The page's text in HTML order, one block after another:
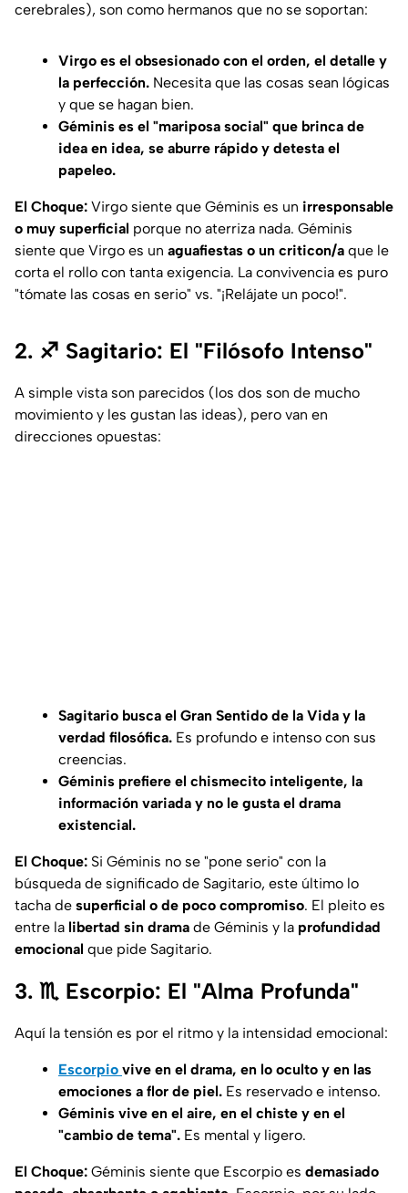
cerebrales), son como hermanos que no se soportan:
Virgo es el obsesionado con el orden, el detalle y
la perfección. Necesita que las cosas sean lógicas
y que se hagan bien.
Géminis es el "mariposa social" que brinca de
idea en idea, se aburre rápido y detesta el
papeleo.
El Choque: Virgo siente que Géminis es un irresponsable
o muy superficial porque no aterriza nada. Géminis
siente que Virgo es un aguafiestas o un criticon/a que le
corta el rollo con tanta exigencia. La convivencia es puro
"tómate las cosas en serio" vs. "¡Relájate un poco!".
2. ♐ Sagitario: El "Filósofo Intenso"
A simple vista son parecidos (los dos son de mucho
movimiento y les gustan las ideas), pero van en
direcciones opuestas:
Sagitario busca el Gran Sentido de la Vida y la
verdad filosófica. Es profundo e intenso con sus
creencias.
Géminis prefiere el chismecito inteligente, la
información variada y no le gusta el drama
existencial.
El Choque: Si Géminis no se "pone serio" con la
búsqueda de significado de Sagitario, este último lo
tacha de superficial o de poco compromiso. El pleito es
entre la libertad sin drama de Géminis y la profundidad
emocional que pide Sagitario.
3. ♏ Escorpio: El "Alma Profunda"
Aquí la tensión es por el ritmo y la intensidad emocional:
Escorpio vive en el drama, en lo oculto y en las
emociones a flor de piel. Es reservado e intenso.
Géminis vive en el aire, en el chiste y en el
"cambio de tema". Es mental y ligero.
El Choque: Géminis siente que Escorpio es demasiado